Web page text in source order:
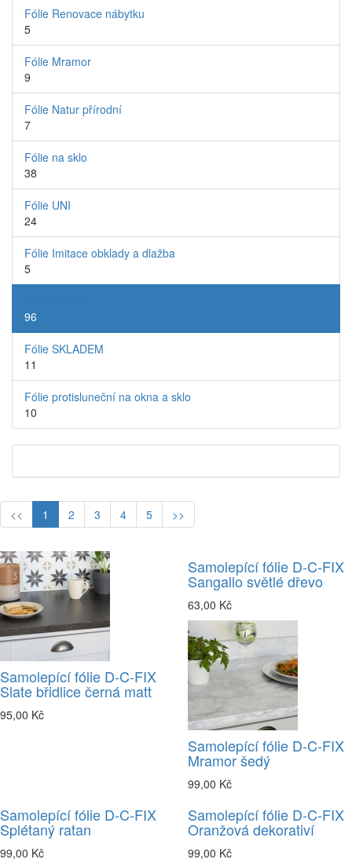
Fólie Renovace nábytku
5
Fólie Mramor
9
Fólie Natur přírodní
7
Fólie na sklo
38
Fólie UNI
24
Fólie Imitace obklady a dlažba
5
96
Fólie SKLADEM
11
Fólie protisluneční na okna a sklo
10
<< 1 2 3 4 5 >>
Samolepící fólie D-C-FIX
Slate břidlice černá matt
95,00 Kč
Samolepící fólie D-C-FIX
Sangallo světlé dřevo
63,00 Kč
Samolepící fólie D-C-FIX
Mramor šedý
99,00 Kč
Samolepící fólie D-C-FIX
Splétaný ratan
99,00 Kč
Samolepící fólie D-C-FIX
Oranžová dekorativí
99,00 Kč